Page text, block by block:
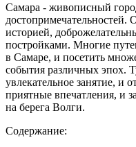
Самара - живописный
достопримечательностей.
историей,
постройками. Многие
в Самаре, и посетить
события различных эпох.
увлекательное занятие, и
приятные впечатления, и
на берега Волги.
Содержание: